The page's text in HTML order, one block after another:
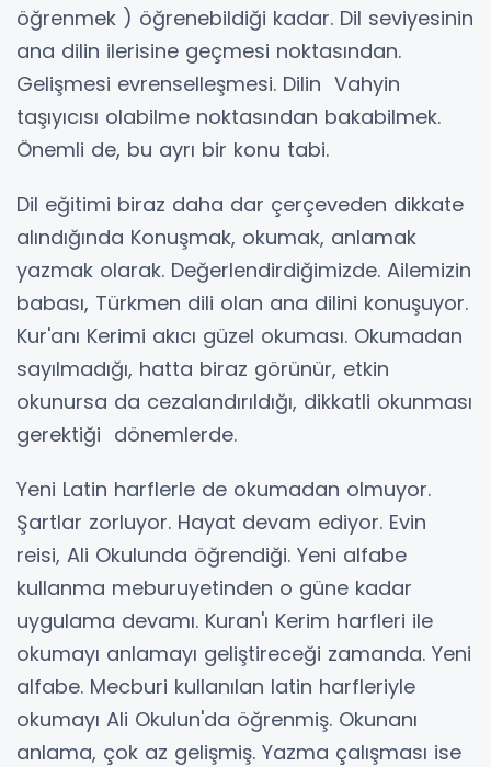
öğrenmek ) öğrenebildiği kadar. Dil seviyesinin
ana dilin ilerisine geçmesi noktasından.
Gelişmesi evrenselleşmesi. Dilin Vahyin
taşıyıcısı olabilme noktasından bakabilmek.
Önemli de, bu ayrı bir konu tabi.
Dil eğitimi biraz daha dar çerçeveden dikkate
alındığında Konuşmak, okumak, anlamak
yazmak olarak. Değerlendirdiğimizde. Ailemizin
babası, Türkmen dili olan ana dilini konuşuyor.
Kur'anı Kerimi akıcı güzel okuması. Okumadan
sayılmadığı, hatta biraz görünür, etkin
okunursa da cezalandırıldığı, dikkatli okunması
gerektiği dönemlerde.
Yeni Latin harflerle de okumadan olmuyor.
Şartlar zorluyor. Hayat devam ediyor. Evin
reisi, Ali Okulunda öğrendiği. Yeni alfabe
kullanma meburuyetinden o güne kadar
uygulama devamı. Kuran'ı Kerim harfleri ile
okumayı anlamayı geliştireceği zamanda. Yeni
alfabe. Mecburi kullanılan latin harfleriyle
okumayı Ali Okulun'da öğrenmiş. Okunanı
anlama, çok az gelişmiş. Yazma çalışması ise